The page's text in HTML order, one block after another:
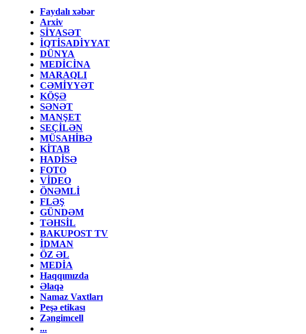
Faydalı xəbər
Arxiv
SİYASƏT
İQTİSADİYYAT
DÜNYA
MEDİCİNA
MARAQLI
CƏMİYYƏT
KÖŞƏ
SƏNƏT
MANŞET
SEÇİLƏN
MÜSAHİBƏ
KİTAB
HADİSƏ
FOTO
VİDEO
ÖNƏMLİ
FLƏŞ
GÜNDƏM
TƏHSİL
BAKUPOST TV
İDMAN
ÖZ ƏL
MEDİA
Haqqımızda
Əlaqə
Namaz Vaxtları
Peşə etikası
Zəngimcell
...